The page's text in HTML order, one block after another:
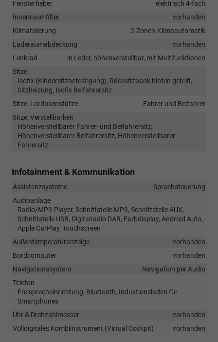
Fensterheber
elektrisch 4-fach
Innenraumfilter
vorhanden
Klimatisierung
2-Zonen-Klimaautomatik
Laderaumabdeckung
vorhanden
Lenkrad
in Leder, höhenverstellbar, mit Multifunktionen
Sitze
Isofix (Kindersitzbefestigung), Rücksitzbank hinten geteilt,
Sitzheizung, Isofix Beifahrersitz
Sitze: Lordosenstütze
Fahrer und Beifahrer
Sitze: Verstellbarkeit
Höhenverstellbarer Fahrer- und Beifahrersitz,
Höhenverstellbarer Beifahrersitz, Höhenverstellbarer
Fahrersitz
Infotainment & Kommunikation
Assistenzsysteme
Sprachsteuerung
Audioanlage
Radio/MP3-Player, Schnittstelle MP3, Schnittstelle AUX,
Schnittstelle USB, Digitalradio DAB, Farbdisplay, Android Auto,
Apple CarPlay, Touchscreen
Außentemperaturanzeige
vorhanden
Bordcomputer
vorhanden
Navigationssystem
Navigation per Audio
Telefon
Freisprecheinrichtung, Bluetooth, Induktionsladen für
Smartphones
Uhr & Drehzahlmesser
vorhanden
Volldigitales Kombiinstrument (Virtual Cockpit)
vorhanden